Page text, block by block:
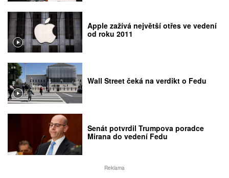
Apple zažívá největší otřes ve vedení
od roku 2011
Wall Street čeká na verdikt o Fedu
Senát potvrdil Trumpova poradce
Mirana do vedení Fedu
Reklama